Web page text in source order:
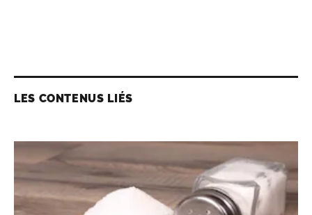
LES CONTENUS LIÉS